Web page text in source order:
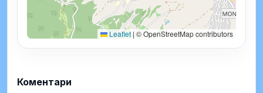
Leaflet | © OpenStreetMap contributors
Коментари